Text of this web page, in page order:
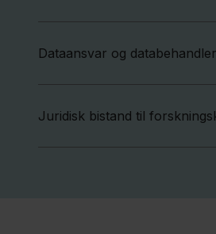
Fagfolk
Presse
Dataansvar og
Juridisk bistand til